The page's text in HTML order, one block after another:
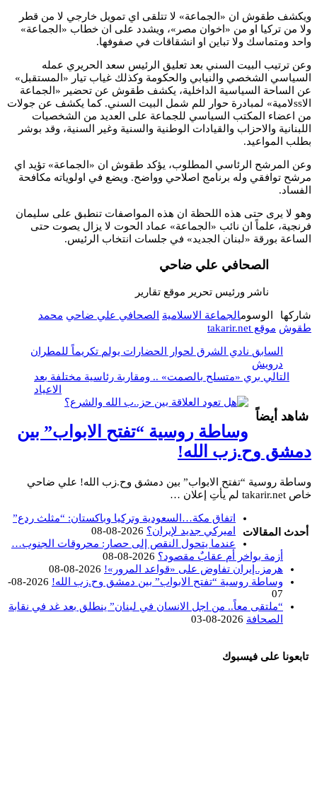
ويكشف طقوش ان «الجماعة» لا تتلقى اي تمويل خارجي لا من قطر
ولا من تركيا او من «اخوان مصر»، ويشدد على ان خطاب «الجماعة»
واحد ومتماسك ولا تباين او انشقاقات في صفوفها.
وعن ترتيب البيت السني بعد تعليق الرئيس سعد الحريري عمله
السياسي الشخصي والنيابي والحكومة وكذلك غياب تيار «المستقبل»
عن الساحة السياسية الداخلية، يكشف طقوش عن تحضير «الجماعة
الاssلامية» لمبادرة حوار للم شمل البيت السني. كما يكشف عن جولات
من اعضاء المكتب السياسي للجماعة على العديد من الشخصيات
اللبنانية والاحزاب والقيادات الوطنية والسنية وغير السنية، وقد بوشر
بطلب المواعيد.
وعن المرشح الرئاسي المطلوب، يؤكد طقوش ان «الجماعة» تؤيد اي
مرشح توافقي وله برنامج اصلاحي وواضح. ويضع في اولوياته مكافحة
الفساد.
وهو لا يرى حتى هذه اللحظة ان هذه المواصفات تنطبق على سليمان
فرنجية، علماً ان نائب «الجماعة» عماد الحوت لا يزال يصوت حتى
الساعة بورقة «لبنان الجديد» في جلسات انتخاب الرئيس.
الصحافي علي ضاحي
ناشر ورئيس تحرير موقع تقارير
شاركها الوسومالجماعة الاسلامية الصحافي علي ضاحي محمد
طقوش موقع takarir.net
السابق نادي الشرق لحوار الحضارات يولم تكريماً للمطران
درويش
التالي بري «متسلح بالصمت» .. ومقاربة رئاسية مختلفة بعد
الاعياد
شاهد أيضاً
وساطة روسية “تفتح الابواب” بين
دمشق وح.زب الله!
وساطة روسية “تفتح الابواب” بين دمشق وح.زب الله! علي ضاحي
خاص takarir.net لم يأتِ إعلان …
أحدث المقالات
اتفاق مكة…السعودية وتركيا وباكستان: “مثلث ردع”
اميركي جديد لإيران؟ 2026-08-08
عندما يتحول النقص إلى حصار: محروقات الجنوب…
أزمة بواخر أم عقابٌ مقصود؟ 2026-08-08
هرمز..إيران تفاوض على «قواعد المرور»! 2026-08-08
وساطة روسية “تفتح الابواب” بين دمشق وح.زب الله!
2026-08-
07
“ملتقى معاً.. من اجل الانسان في لبنان” ينطلق بعد غد في نقابة
الصحافة 2026-08-03
تابعونا على فيسبوك